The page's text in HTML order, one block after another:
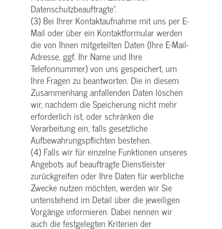
Datenschutzbeauftragte“.
(3) Bei Ihrer Kontaktaufnahme mit uns per E-
Mail oder über ein Kontaktformular werden
die von Ihnen mitgeteilten Daten (Ihre E-Mail-
Adresse, ggf. Ihr Name und Ihre
Telefonnummer) von uns gespeichert, um
Ihre Fragen zu beantworten. Die in diesem
Zusammenhang anfallenden Daten löschen
wir, nachdem die Speicherung nicht mehr
erforderlich ist, oder schränken die
Verarbeitung ein, falls gesetzliche
Aufbewahrungspflichten bestehen.
(4) Falls wir für einzelne Funktionen unseres
Angebots auf beauftragte Dienstleister
zurückgreifen oder Ihre Daten für werbliche
Zwecke nutzen möchten, werden wir Sie
untenstehend im Detail über die jeweiligen
Vorgänge informieren. Dabei nennen wir
auch die festgelegten Kriterien der